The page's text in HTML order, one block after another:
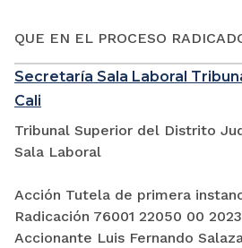
QUE EN EL PROCESO
Secretaría Sala Laboral
Cali
Tribunal Superior del Distrito
Sala Laboral
Acción Tutela de primera
Radicación 76001 22050 00
Accionante Luis Fernando